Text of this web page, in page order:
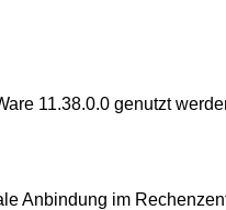
11.38.0.0 genutzt
Anbindung im